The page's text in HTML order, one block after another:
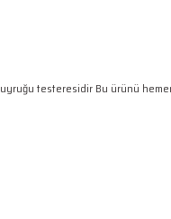
testeresidir Bu ürünü